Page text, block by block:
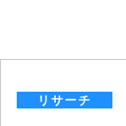
リサーチ